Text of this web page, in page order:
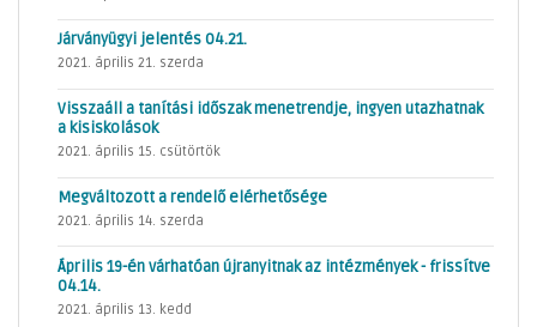
Járványügyi jelentés 04.21.
2021. április 21. szerda
Visszaáll a tanítási időszak menetrendje, ingyen utazhatnak
a kisiskolások
2021. április 15. csütörtök
Megváltozott a rendelő elérhetősége
2021. április 14. szerda
Április 19-én várhatóan újranyitnak az intézmények - frissítve
04.14.
2021. április 13. kedd